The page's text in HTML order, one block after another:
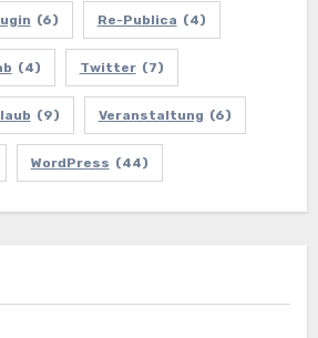
(6) Re-Publica (4)
(4) Twitter (7)
(9) Veranstaltung (6)
WordPress (44)